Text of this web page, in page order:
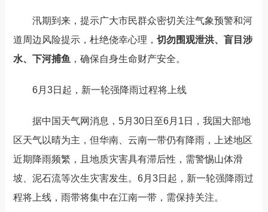
汛期到来，提示广大市民群众密切关注气象预警和河
道周边风险提示，杜绝侥幸心理， 切勿围观泄洪、盲目涉
水、下河捕鱼 ，确保自身生命财产安全。
6月3日起，新一轮强降雨过程将上线
据中国天气网消息，5月30日至6月1日，我国大部地
区天气以晴为主，但华南、云南一带仍有降雨，上述地区
近期降雨频繁，且地质灾害具有滞后性，需警惕山体滑
坡、泥石流等次生灾害发生。 6月3日起，新一轮强降雨过
程将上线，雨带将集中在江南一带，需保持关注。